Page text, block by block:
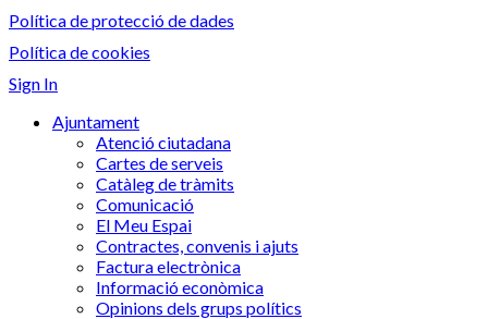
Política de protecció de dades
Política de cookies
Sign In
Ajuntament
Atenció ciutadana
Cartes de serveis
Catàleg de tràmits
Comunicació
El Meu Espai
Contractes, convenis i ajuts
Factura electrònica
Informació econòmica
Opinions dels grups polítics